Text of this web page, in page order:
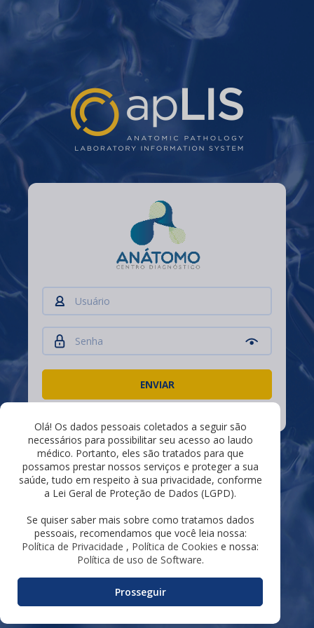
Central de Atendimento
(83) 3077.3954 |
contato@anatomodiagnostico.com.br
©2026 Lacuna Sistemas
v2026.8.1
Olá! Os dados pessoais coletados a seguir são
necessários para possibilitar seu acesso ao laudo
médico. Portanto, eles são tratados para que
possamos prestar nossos serviços e proteger a sua
saúde, tudo em respeito à sua privacidade, conforme
a Lei Geral de Proteção de Dados (LGPD).
Se quiser saber mais sobre como tratamos dados
pessoais, recomendamos que você leia nossa:
Política de Privacidade , Política de Cookies e nossa:
Política de uso de Software.